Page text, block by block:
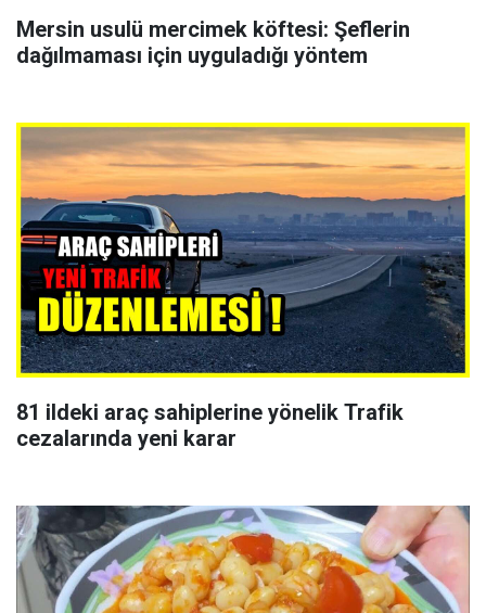
Mersin usulü mercimek köftesi: Şeflerin
dağılmaması için uyguladığı yöntem
81 ildeki araç sahiplerine yönelik Trafik
cezalarında yeni karar